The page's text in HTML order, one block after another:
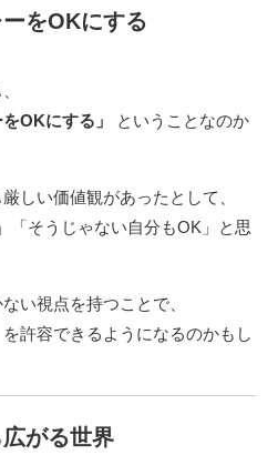
をOKにする
OKにする」
ということなのか
しい価値観があったとして、
「そうじゃない自分もOK」と思
い視点を持つことで、
許容できるようになるのかもし
がる世界